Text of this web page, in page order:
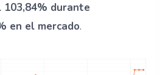
durante
en el mercado.